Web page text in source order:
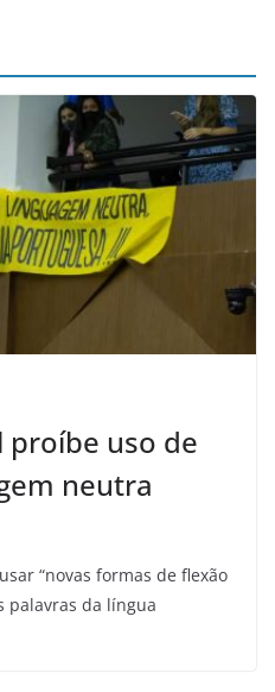
proíbe uso de
neutra
“novas formas de flexão
palavras da língua